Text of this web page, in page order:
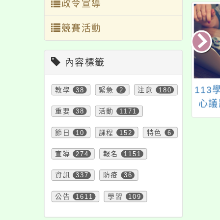
政令宣導
競賽活動
內容標籤
教學 38 緊急 2 注意 180
重要 38 活動 1171
節日 10 課程 152 特色 6
宣導 274 報名 1151
資訊 337 防疫 36
公告 1611 學習 109
國)高中教師雜
教育示範課程
轉知教育部辦理「性
別平等教育法20週年
特展」一案，轉知本
校教師及學生參與。
113
心
位